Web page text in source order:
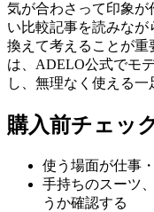
気が合わさって印象
い比較記事を読みなが
換えて考えることが
は、ADELO公式でモ
し、無理なく使える一
購入前チェッ
使う場面が仕事
手持ちのスーツ
うか確認する